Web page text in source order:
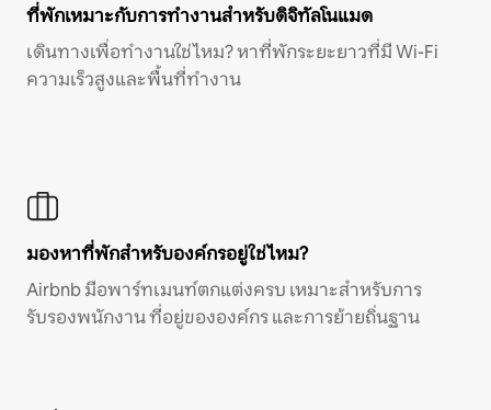
ที่พักเหมาะกับการทำงานสำหรับดิจิทัลโนแมด
เดินทางเพื่อทำงานใช่ไหม? หาที่พักระยะยาวที่มี Wi-Fi
ความเร็วสูงและพื้นที่ทำงาน
มองหาที่พักสำหรับองค์กรอยู่ใช่ไหม?
Airbnb มีอพาร์ทเมนท์ตกแต่งครบ เหมาะสำหรับการ
รับรองพนักงาน ที่อยู่ขององค์กร และการย้ายถิ่นฐาน